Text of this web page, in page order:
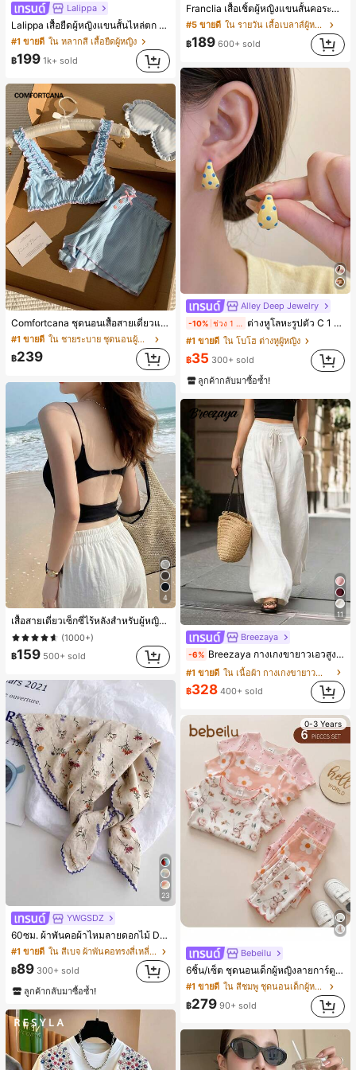
Lalippa
Lalippa เสื้อยืดผู้หญิงแขนสั้นไหล่ตก คอวีปกเสื้อ ลายพิมพ์ดิจิทัลลายทาง สไตล์สปอร์ตแฟชั่นมินิมอล ของขวัญสำหรับเพื่อน
#1 ขายดี ใน หลากสี เสื้อยืดผู้หญิง
฿199 1k+ sold
Comfortcana ชุดนอนเสื้อสายเดี่ยวแต่งระบายและกางเกงขาสั้นสำหรับผู้หญิง
#1 ขายดี
ใน ชายระบาย ชุดนอนผู้หญิง
฿239
4
เสื้อสายเดี่ยวเซ็กซี่ไร้หลังสำหรับผู้หญิงพร้อมบราแบบมีฟองน้ำ, เสื้อกล้ามแขนกุด, เสื้อลำลองสีดำสำหรับฤดูร้อน
(1000+)
฿159 500+ sold
23
YWGSDZ
60ซม. ผ้าพันคอผ้าไหมลายดอกไม้ Ditsy สีเบจ, เครื่องประดับใหม่สำหรับผู้หญิงฤดูใบไม้ผลิ/ฤดูใบไม้ร่วง, ผ้าพันคอผืนบางอเนกประสงค์หรูหรา
#1 ขายดี
ใน สีเบจ ผ้าพันคอทรงสี่เหลี่ยมและผ้าพันคอสำหรับผู้
฿89 300+ sold
ลูกค้ากลับมาซื้อซ้ำ!
Franclia เสื้อเชิ้ตผู้หญิงแขนสั้นคอระบายกระดุมเดี่ยวลายทาง
#5 ขายดี
ใน รายวัน เสื้อเบลาส์ผู้หญิง
฿189 600+ sold
Alley Deep Jewelry
-10% ต่างหูโลหะรูปตัว C 1 คู่ เคลือบหยดสีเหลือง ลายจุดสีน้ำเงิน สไตล์ยุโรปและอเมริกัน แฟชั่นส่วนตัว หวานและสง่างาม สำหรับผู้หญิงและเด็กหญิง สำหรับการเดินทาง งานแต่งงาน ปาร์ตี้ วันเกิด ของขวัญคริสต์มาส 2026
#1 ขายดี ใน โบโฮ ต่างหูผู้หญิง
เกือบหมดแล้ว!
#1 ขายดี ใน โบโฮ ต่างหูผู้หญิง
เกือบหมดแล้ว!
#1 ขายดี ใน โบโฮ ต่างหูผู้หญิง
เกือบหมดแล้ว!
เกือบหมดแล้ว!
฿35 300+ sold
ลูกค้ากลับมาซื้อซ้ำ!
11
Breezaya
-6% Breezaya กางเกงขายาวเอวสูงทรงหลวมขาบานสำหรับผู้หญิง สีขาวเรียบหรูสไตล์ชิค เหมาะสำหรับใส่เที่ยวทะเล วันหยุดพักผ่อนฤดูร้อน ลุคสบายๆ ใส่ได้หลายโอกาสในชีวิตประจำวัน
#1 ขายดี
ใน เนื้อผ้า กางเกงขายาวลำลองผ้า
฿328 400+ sold
0-3 Years
Bebeilu
6ชิ้น/เซ็ต ชุดนอนเด็กผู้หญิงลายการ์ตูนหมีและดอกไม้ คอกลม แขนสั้น กางเกงขาสั้น ขอบระบาย สวมใส่สบาย
#1 ขายดี
ใน สีชมพู ชุดนอนเด็กผู้หญิง
฿279 90+ sold